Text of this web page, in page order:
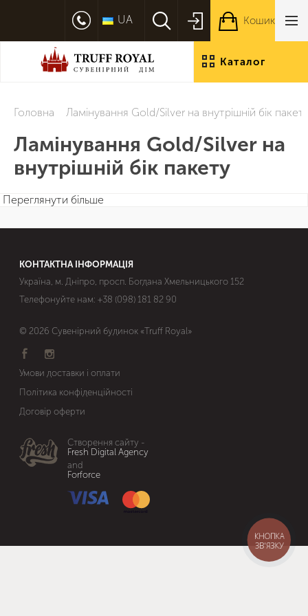
Каталог
UA Кошик
Головна Ламінування Gold/Silver на внутрішній бік
Ламінування Gold/Silver на
внутрішній бік пакету
Переглянути більше
КОНТАКТНА ІНФОРМАЦІЯ
Україна, м. Дніпро, просп. Богдана Хмельницького 152
Телефонуйте нам: +38 (098) 181 82 90
© 2026 Сувенірний будинок «Truff Royal»
Умови доставки і оплати
Політика конфіденційності
Договір оферти
Створення сайту -
Fresh Digital Agency
and
Forforce
КНОПКА
ЗВ'ЯЗКУ